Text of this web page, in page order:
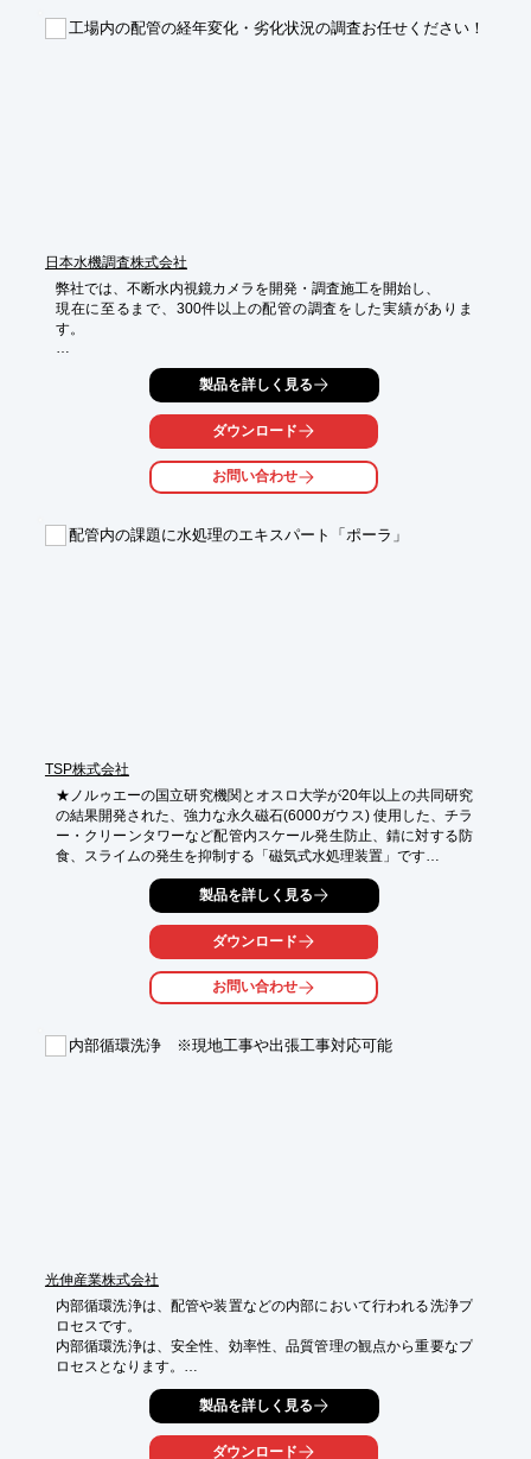
工場内の配管の経年変化・劣化状況の調査お任せください！
日本水機調査株式会社
弊社では、不断水内視鏡カメラを開発・調査施工を開始し、
現在に至るまで、300件以上の配管の調査をした実績がありま
す。
不断水カメラを用いると、
配管内の流体が流れていても、劣化状況の調査ができるので、
工場を稼働させながらの検査実施が可能です。
※長期休暇中に検査をする必要がありません。
調査結果(配管内の状況)は画像、動画のデータでお渡しすること
ができるので、劣化箇所を視覚で確認できます。
調査の結果、汚れやつまりが発見した場合、
製品を詳しく見る
ダウンロード
お問い合わせ
配管内の課題に水処理のエキスパート「ポーラ」
TSP株式会社
★ノルゥエーの国立研究機関とオスロ大学が20年以上の共同研究
の結果開発された、強力な永久磁石(6000ガウス) 使用した、チラ
ー・クリーンタワーなど配管内スケール発生防止、錆に対する防
食、スライムの発生を抑制する「磁気式水処理装置」です
★強力な磁場に水をある一定に流すと、ファラデーの電磁誘導の
法則に従い、微弱な電流が誘導され、管内のスケール・赤錆・ス
ライムの新たな発生を防止します
★構造が簡単なため、取付が簡単、メンテナンスも容易で、ほぼ
永久的に使用できます
★水処理薬品が不要になります
★処理水は安全で無公害排水
製品を詳しく見る
ダウンロード
お問い合わせ
内部循環洗浄 ※現地工事や出張工事対応可能
光伸産業株式会社
内部循環洗浄は、配管や装置などの内部において行われる洗浄プ
ロセスです。
内部循環洗浄は、安全性、効率性、品質管理の観点から重要なプ
ロセスとなります。
適切な洗浄方法と頻度を選択し、適切な安全対策を講じながら実
施することが重要です。
【サービスの目的】
製品を詳しく見る
ダウンロード